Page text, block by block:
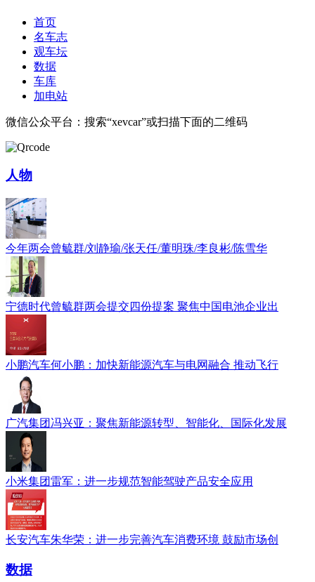
首页
名车志
观车坛
数据
车库
加电站
微信公众平台：搜索“xevcar”或扫描下面的二维码
人物
今年两会曾毓群/刘静瑜/张天任/董明珠/李良彬/陈雪华
宁德时代曾毓群两会提交四份提案 聚焦中国电池企业出
小鹏汽车何小鹏：加快新能源汽车与电网融合 推动飞行
广汽集团冯兴亚：聚焦新能源转型、智能化、国际化发展
小米集团雷军：进一步规范智能驾驶产品安全应用
长安汽车朱华荣：进一步完善汽车消费环境 鼓励市场创
数据